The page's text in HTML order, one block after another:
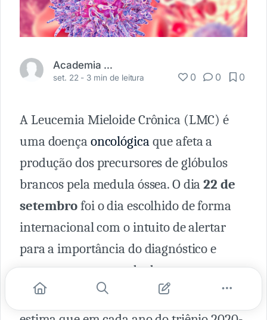
Academia Médica
set. 22 - 3 min de leitura 0 0 0
A Leucemia Mieloide Crônica (LMC) é
uma doençaoncológicaque afeta a
produção dos precursores de glóbulos
brancos pela medula óssea. O dia22 de
setembrofoi o dia escolhido de forma
internacional com o intuito de alertar
para a importância do diagnóstico e
tratamento precoce da doença.
O Instituto Nacional do Câncer (INCA)